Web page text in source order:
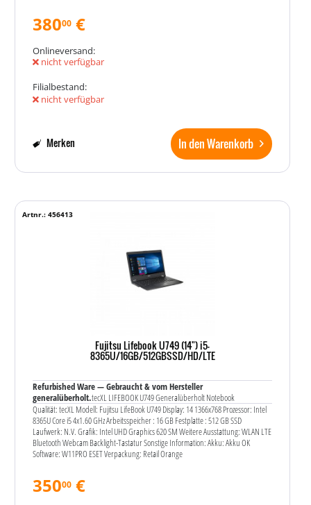
38000 €
Onlineversand:
nicht verfügbar
Filialbestand:
nicht verfügbar
In den Warenkorb
Merken
Fujitsu Lifebook U749 (14") i5-
8365U/16GB/512GBSSD/HD/LTE
Refurbished Ware — Gebraucht & vom Hersteller
generalüberholt.tecXL LIFEBOOK U749 Generalüberholt Notebook
Qualität: tecXL Modell: Fujitsu LifeBook U749 Display: 14 1366x768 Prozessor: Intel
8365U Core i5 4x1.60 GHz Arbeitsspeicher : 16 GB Festplatte : 512 GB SSD
Laufwerk: N.V. Grafik: Intel UHD Graphics 620 SM Weitere Ausstattung: WLAN LTE
Bluetooth Webcam Backlight-Tastatur Sonstige Information: Akku: Akku OK
Software: W11PRO ESET Verpackung: Retail Orange
Artnr.: 456413
35000 €